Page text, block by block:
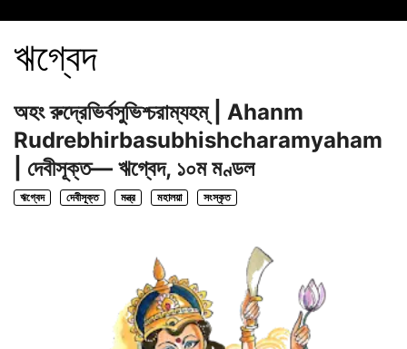
ঋগ্বেদ
অহং রুদ্রেভির্বসুভিশ্চরাম্যহম্‌ | Ahanm
Rudrebhirbasubhishcharamyaham
| দেবীসূক্ত— ঋগ্বেদ, ১০ম মণ্ডল
ঋগ্বেদ দেবীসূক্ত মন্ত্র মহালয়া সংস্কৃত